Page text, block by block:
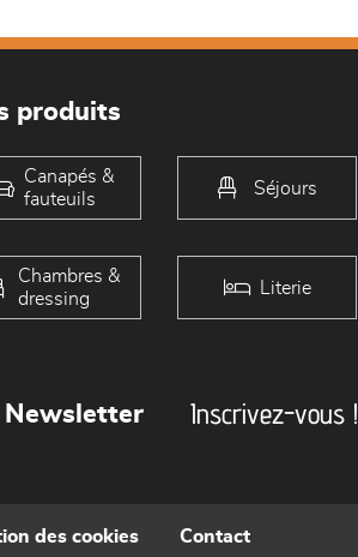
produits
Canapés &
fauteuils
Séjours
Chambres &
dressing
Literie
Newsletter Inscrivez-vous !
des cookies Contact